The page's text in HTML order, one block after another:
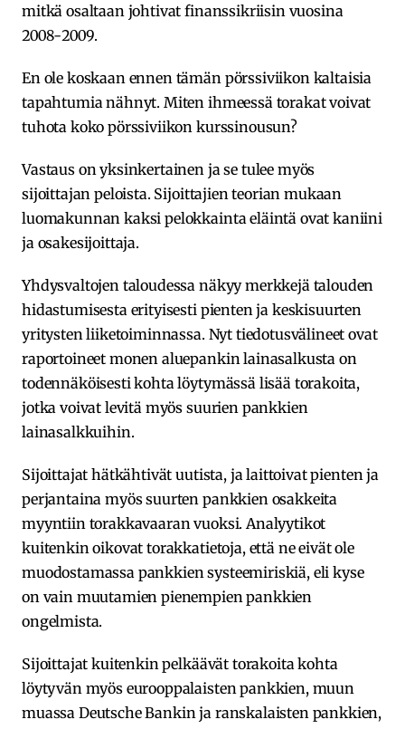
mitkä osaltaan johtivat finanssikriisin vuosina
2008-2009.
En ole koskaan ennen tämän pörssiviikon kaltaisia
tapahtumia nähnyt. Miten ihmeessä torakat voivat
tuhota koko pörssiviikon kurssinousun?
Vastaus on yksinkertainen ja se tulee myös
sijoittajan peloista. Sijoittajien teorian mukaan
luomakunnan kaksi pelokkainta eläintä ovat kaniini
ja osakesijoittaja.
Yhdysvaltojen taloudessa näkyy merkkejä talouden
hidastumisesta erityisesti pienten ja keskisuurten
yritysten liiketoiminnassa. Nyt tiedotusvälineet ovat
raportoineet monen aluepankin lainasalkusta on
todennäköisesti kohta löytymässä lisää torakoita,
jotka voivat levitä myös suurien pankkien
lainasalkkuihin.
Sijoittajat hätkähtivät uutista, ja laittoivat pienten ja
perjantaina myös suurten pankkien osakkeita
myyntiin torakkavaaran vuoksi. Analyytikot
kuitenkin oikovat torakkatietoja, että ne eivät ole
muodostamassa pankkien systeemiriskiä, eli kyse
on vain muutamien pienempien pankkien
ongelmista.
Sijoittajat kuitenkin pelkäävät torakoita kohta
löytyvän myös eurooppalaisten pankkien, muun
muassa Deutsche Bankin ja ranskalaisten pankkien,